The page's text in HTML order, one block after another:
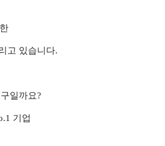
고 있습니다.
일까요?
기업